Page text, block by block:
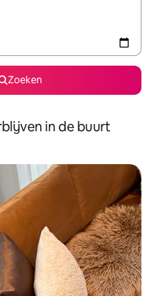
Zoeken
in de buurt